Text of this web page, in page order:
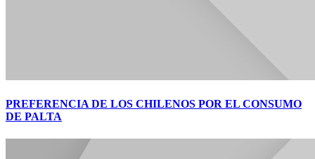
PREFERENCIA DE LOS CHILENOS POR EL CONSUMO
DE PALTA